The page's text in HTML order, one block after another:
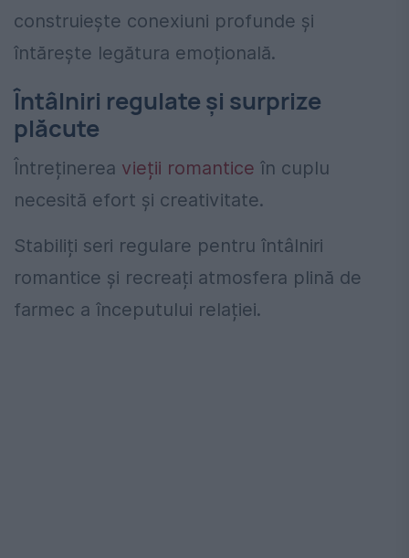
construiește conexiuni profunde și
întărește legătura emoțională.
Întâlniri regulate și surprize
plăcute
Întreținerea vieții romantice în cuplu
necesită efort și creativitate.
Stabiliți seri regulare pentru întâlniri
romantice și recreați atmosfera plină de
farmec a începutului relației.